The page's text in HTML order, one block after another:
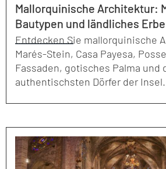
Mallorquinische Architektur:
Bautypen und ländliches Erbe
Entdecken Sie mallorquinische
Marés-Stein, Casa Payesa,
Fassaden, gotisches Palma und
authentischsten Dörfer der Insel.